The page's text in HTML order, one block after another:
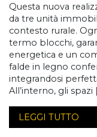
Questa nuova
da tre unità
contesto rurale.
termo blocchi,
energetica e un
falde in legno
integrandosi
All’interno, gli spazi
LEGGI TUTTO